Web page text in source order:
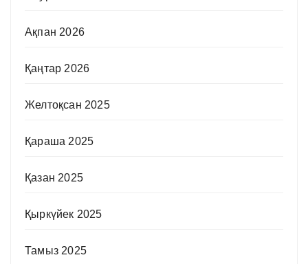
Ақпан 2026
Қаңтар 2026
Желтоқсан 2025
Қараша 2025
Қазан 2025
Қыркүйек 2025
Тамыз 2025